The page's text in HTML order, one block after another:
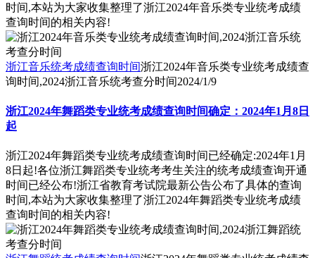
时间,本站为大家收集整理了浙江2024年音乐类专业统考成绩
查询时间的相关内容!
浙江音乐统考成绩查询时间浙江2024年音乐类专业统考成绩查
询时间,2024浙江音乐统考查分时间2024/1/9
浙江2024年舞蹈类专业统考成绩查询时间确定：2024年1月8日
起
浙江2024年舞蹈类专业统考成绩查询时间已经确定:2024年1月
8日起!各位浙江舞蹈类专业统考考生关注的统考成绩查询开通
时间已经公布!浙江省教育考试院最新公告公布了具体的查询
时间,本站为大家收集整理了浙江2024年舞蹈类专业统考成绩
查询时间的相关内容!